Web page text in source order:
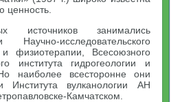
ценность.
источников занимались
исследовательского
и физиотерапии, Всесоюзного
института гидрогеологии и
наиболее всесторонне они
Института вулканологии АН
Камчатском.